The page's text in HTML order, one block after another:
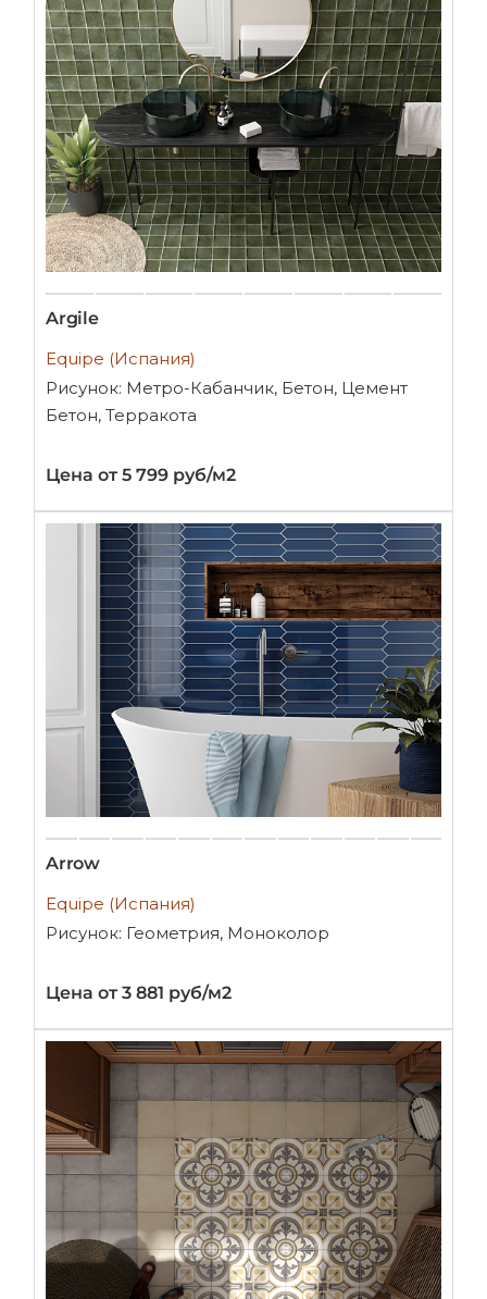
Argile
Equipe (Испания)
Рисунок: Метро-Кабанчик, Бетон, Цемент
Бетон, Терракота
Цена от 5 799 руб/м2
Arrow
Equipe (Испания)
Рисунок: Геометрия, Моноколор
Цена от 3 881 руб/м2